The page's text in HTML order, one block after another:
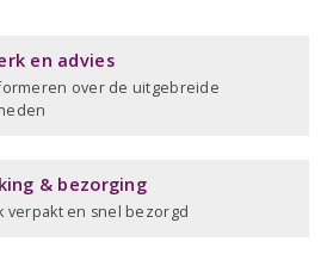
en advies
over de uitgebreide
& bezorging
verpakt en snel bezorgd